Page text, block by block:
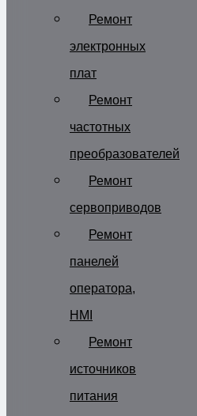
Ремонт
электронных
плат
Ремонт
частотных
преобразователей
Ремонт
сервоприводов
Ремонт
панелей
оператора,
HMI
Ремонт
источников
питания